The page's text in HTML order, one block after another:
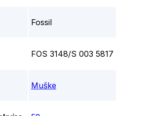
Fossil
FOS 3148/S 003 5817
Muške